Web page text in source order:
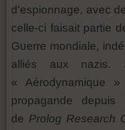
d'espionnage, avec
celle-ci faisait partie
Guerre mondiale,
alliés aux nazis.
« Aérodynamique
propagande
de Prolog Research